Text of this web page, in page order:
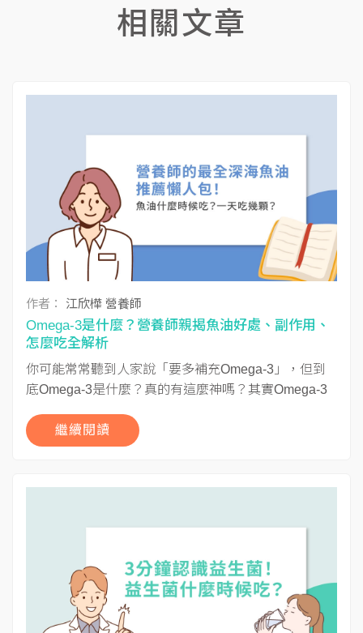
相關文章
作者： 江欣樺 營養師
Omega-3是什麼？營養師親揭魚油好處、副作用、
怎麼吃全解析
你可能常常聽到人家說「要多補充Omega-3」，但到
底Omega-3是什麼？真的有這麼神嗎？其實Omega-3
繼續閱讀